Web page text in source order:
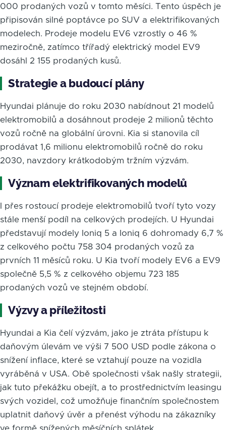
000 prodaných vozů v tomto měsíci. Tento úspěch je
připisován silné poptávce po SUV a elektrifikovaných
modelech. Prodeje modelu EV6 vzrostly o 46 %
meziročně, zatímco třířadý elektrický model EV9
dosáhl 2 155 prodaných kusů.
Strategie a budoucí plány
Hyundai plánuje do roku 2030 nabídnout 21 modelů
elektromobilů a dosáhnout prodeje 2 milionů těchto
vozů ročně na globální úrovni. Kia si stanovila cíl
prodávat 1,6 milionu elektromobilů ročně do roku
2030, navzdory krátkodobým tržním výzvám.
Význam elektrifikovaných modelů
I přes rostoucí prodeje elektromobilů tvoří tyto vozy
stále menší podíl na celkových prodejích. U Hyundai
představují modely Ioniq 5 a Ioniq 6 dohromady 6,7 %
z celkového počtu 758 304 prodaných vozů za
prvních 11 měsíců roku. U Kia tvoří modely EV6 a EV9
společně 5,5 % z celkového objemu 723 185
prodaných vozů ve stejném období.
Výzvy a příležitosti
Hyundai a Kia čelí výzvám, jako je ztráta přístupu k
daňovým úlevám ve výši 7 500 USD podle zákona o
snížení inflace, které se vztahují pouze na vozidla
vyráběná v USA. Obě společnosti však našly strategii,
jak tuto překážku obejít, a to prostřednictvím leasingu
svých vozidel, což umožňuje finančním společnostem
uplatnit daňový úvěr a přenést výhodu na zákazníky
ve formě snížených měsíčních splátek.